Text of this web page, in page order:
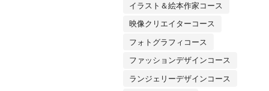
イラスト＆絵本作家コース
映像クリエイターコース
フォトグラフィコース
ファッションデザインコース
ランジェリーデザインコース